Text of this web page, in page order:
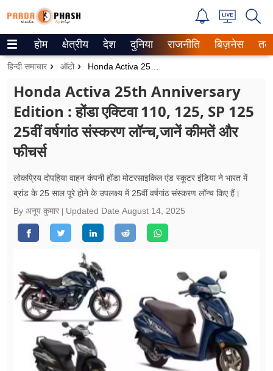
Trending on Google News
वेब स्टोरीज
उत्तर प्रदेश
वीडियो
रिलेशनशिप
फूड
सेहत
होम क्षेत्रीय देश दुनिया राजनीति बिज़नेस
हिन्दी समाचार ऑटो
Honda Activa 25th Anniversary
Edition : होंडा एक्टिवा 110, 125, SP 125
25वीं वर्षगांठ संस्करण लॉन्च,जानें कीमतें और
फीचर्स
लोकप्रिय दोपहिया वाहन कंपनी होंडा मोटरसाइकिल एंड स्कूटर इंडिया ने भारत में
ब्रांड के 25 साल पूरे होने के उपलक्ष्य में 25वीं वर्षगांठ संस्करण लॉन्च किए हैं।
By अनूप कुमार
Updated Date August 14, 2025